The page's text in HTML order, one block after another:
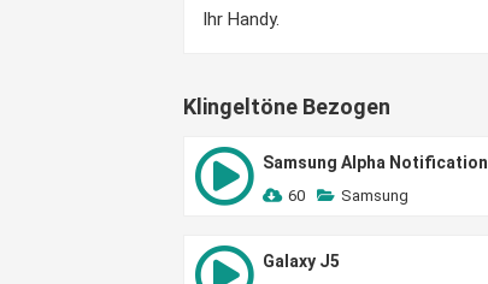
Ihr Handy.
Klingeltöne Bezogen
Samsung Alpha Notification
60 Samsung
Galaxy J5